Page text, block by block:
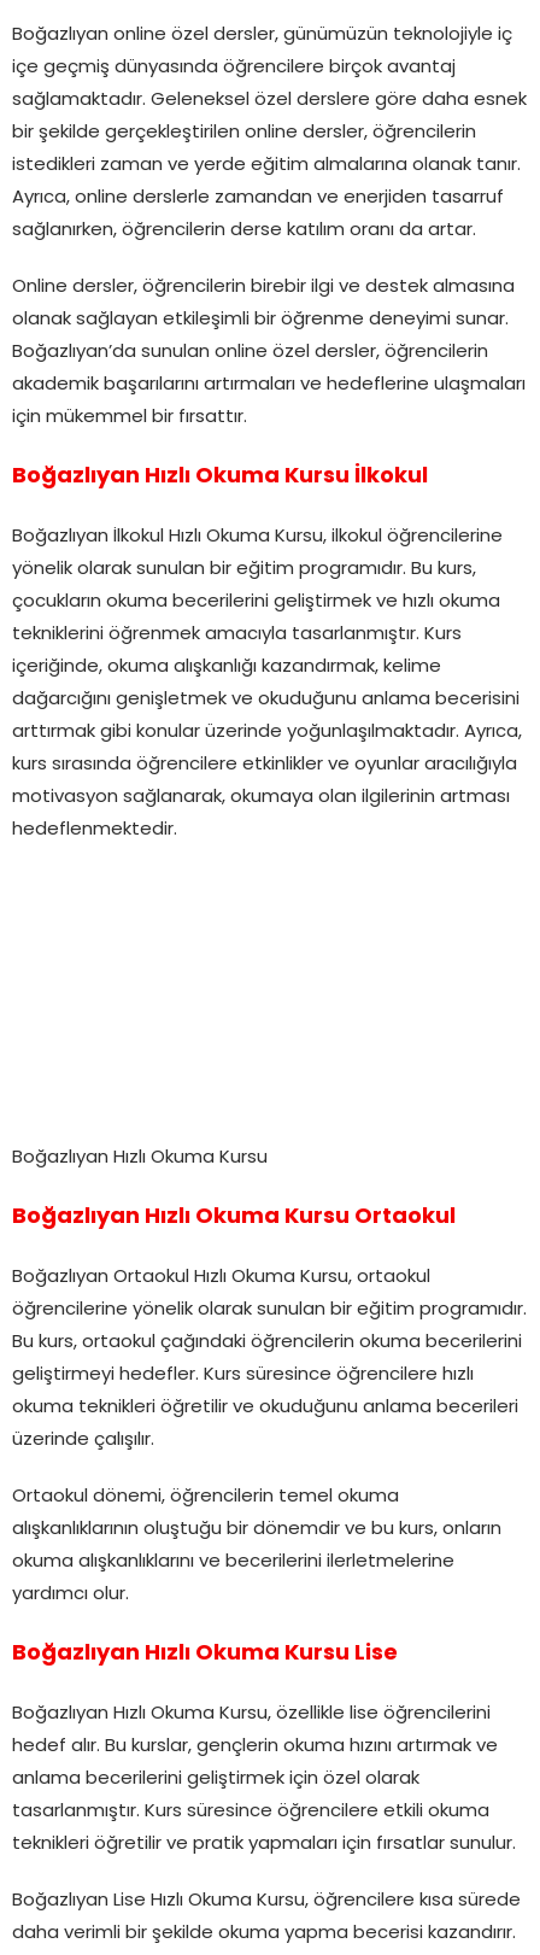
Boğazlıyan online özel dersler, günümüzün teknolojiyle iç
içe geçmiş dünyasında öğrencilere birçok avantaj
sağlamaktadır. Geleneksel özel derslere göre daha esnek
bir şekilde gerçekleştirilen online dersler, öğrencilerin
istedikleri zaman ve yerde eğitim almalarına olanak tanır.
Ayrıca, online derslerle zamandan ve enerjiden tasarruf
sağlanırken, öğrencilerin derse katılım oranı da artar.
Online dersler, öğrencilerin birebir ilgi ve destek almasına
olanak sağlayan etkileşimli bir öğrenme deneyimi sunar.
Boğazlıyan’da sunulan online özel dersler, öğrencilerin
akademik başarılarını artırmaları ve hedeflerine ulaşmaları
için mükemmel bir fırsattır.
Boğazlıyan Hızlı Okuma Kursu İlkokul
Boğazlıyan İlkokul Hızlı Okuma Kursu, ilkokul öğrencilerine
yönelik olarak sunulan bir eğitim programıdır. Bu kurs,
çocukların okuma becerilerini geliştirmek ve hızlı okuma
tekniklerini öğrenmek amacıyla tasarlanmıştır. Kurs
içeriğinde, okuma alışkanlığı kazandırmak, kelime
dağarcığını genişletmek ve okuduğunu anlama becerisini
arttırmak gibi konular üzerinde yoğunlaşılmaktadır. Ayrıca,
kurs sırasında öğrencilere etkinlikler ve oyunlar aracılığıyla
motivasyon sağlanarak, okumaya olan ilgilerinin artması
hedeflenmektedir.
Boğazlıyan Hızlı Okuma Kursu
Boğazlıyan Hızlı Okuma Kursu Ortaokul
Boğazlıyan Ortaokul Hızlı Okuma Kursu, ortaokul
öğrencilerine yönelik olarak sunulan bir eğitim programıdır.
Bu kurs, ortaokul çağındaki öğrencilerin okuma becerilerini
geliştirmeyi hedefler. Kurs süresince öğrencilere hızlı
okuma teknikleri öğretilir ve okuduğunu anlama becerileri
üzerinde çalışılır.
Ortaokul dönemi, öğrencilerin temel okuma
alışkanlıklarının oluştuğu bir dönemdir ve bu kurs, onların
okuma alışkanlıklarını ve becerilerini ilerletmelerine
yardımcı olur.
Boğazlıyan Hızlı Okuma Kursu Lise
Boğazlıyan Hızlı Okuma Kursu, özellikle lise öğrencilerini
hedef alır. Bu kurslar, gençlerin okuma hızını artırmak ve
anlama becerilerini geliştirmek için özel olarak
tasarlanmıştır. Kurs süresince öğrencilere etkili okuma
teknikleri öğretilir ve pratik yapmaları için fırsatlar sunulur.
Boğazlıyan Lise Hızlı Okuma Kursu, öğrencilere kısa sürede
daha verimli bir şekilde okuma yapma becerisi kazandırır.